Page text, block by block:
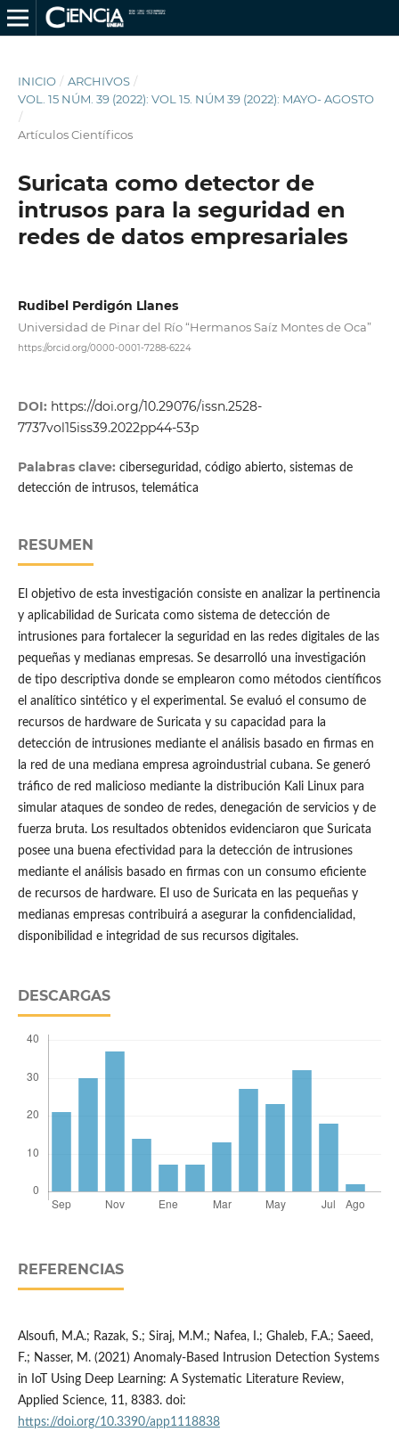
INICIO / ARCHIVOS /
VOL. 15 NÚM. 39 (2022): VOL 15. NÚM 39 (2022): MAYO- AGOSTO
/
Artículos Científicos
Suricata como detector de
intrusos para la seguridad en
redes de datos empresariales
Rudibel Perdigón Llanes
Universidad de Pinar del Río “Hermanos Saíz Montes de Oca”
https://orcid.org/0000-0001-7288-6224
DOI: https://doi.org/10.29076/issn.2528-
7737vol15iss39.2022pp44-53p
Palabras clave: ciberseguridad, código abierto, sistemas de
detección de intrusos, telemática
RESUMEN
El objetivo de esta investigación consiste en analizar la pertinencia
y aplicabilidad de Suricata como sistema de detección de
intrusiones para fortalecer la seguridad en las redes digitales de las
pequeñas y medianas empresas. Se desarrolló una investigación
de tipo descriptiva donde se emplearon como métodos científicos
el analítico sintético y el experimental. Se evaluó el consumo de
recursos de hardware de Suricata y su capacidad para la
detección de intrusiones mediante el análisis basado en firmas en
la red de una mediana empresa agroindustrial cubana. Se generó
tráfico de red malicioso mediante la distribución Kali Linux para
simular ataques de sondeo de redes, denegación de servicios y de
fuerza bruta. Los resultados obtenidos evidenciaron que Suricata
posee una buena efectividad para la detección de intrusiones
mediante el análisis basado en firmas con un consumo eficiente
de recursos de hardware. El uso de Suricata en las pequeñas y
medianas empresas contribuirá a asegurar la confidencialidad,
disponibilidad e integridad de sus recursos digitales.
DESCARGAS
REFERENCIAS
Alsoufi, M.A.; Razak, S.; Siraj, M.M.; Nafea, I.; Ghaleb, F.A.; Saeed,
F.; Nasser, M. (2021) Anomaly-Based Intrusion Detection Systems
in IoT Using Deep Learning: A Systematic Literature Review,
Applied Science, 11, 8383. doi:
https://doi.org/10.3390/app1118838